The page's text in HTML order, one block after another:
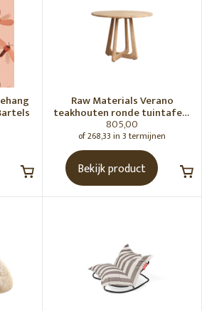
Raw Materials Verano
teakhouten ronde tuintafel -
Ø100 cm
805,00
of 268,33 in 3 termijnen
Bekijk product